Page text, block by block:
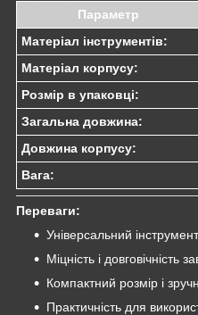
Параметр
Матеріал інструментів:
Матеріал корпусу:
Розмір в упаковці:
Загальна довжина:
Довжина корпусу:
Вага:
Переваги:
Універсальний
Міцність і довговічність
Компактний розмір і
Практичність для